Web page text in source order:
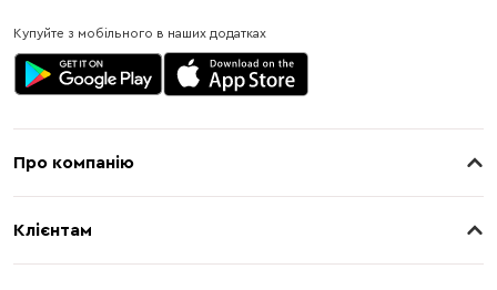
Купуйте з мобільного в наших додатках
Про компанію
Клієнтам